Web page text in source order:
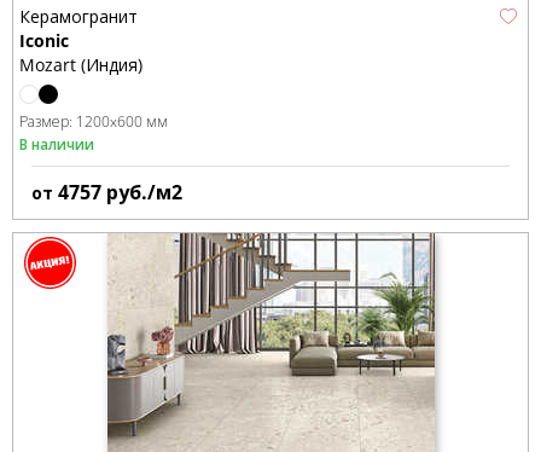
Керамогранит
Iconic
Mozart (Индия)
Размер: 1200x600 мм
В наличии
от 4757 руб./м2